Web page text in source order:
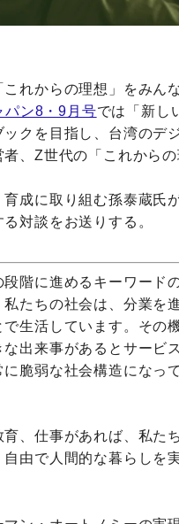
れからの理想」をみん
パン8・9月号では「新し
クを目指し、台湾のデ
、Z世代の「これからの
成に取り組む孫泰蔵氏
対談をお送りする。
段階に進めるキーワード
たちの社会は、分業を
生活しています。その
出来事があるとサービ
脆弱な社会構造になっ
、仕事があれば、私た
由で人間的な暮らしを